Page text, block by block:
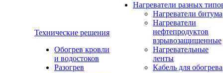
Технические решения
Обогрев кровли
и водостоков
Разогрев
Нагреватели разных
Нагреватели битума
Нагреватели
нефтепродуктов
взрывозащищенные
Нагревательные
ленты
Кабель для обогрева